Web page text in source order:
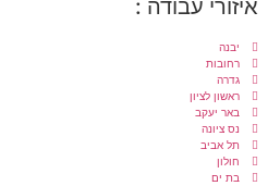
איזורי עבודה :
יבנה
רחובות
גדרה
ראשון לציון
באר יעקב
נס ציונה
תל אביב
חולון
בת ים